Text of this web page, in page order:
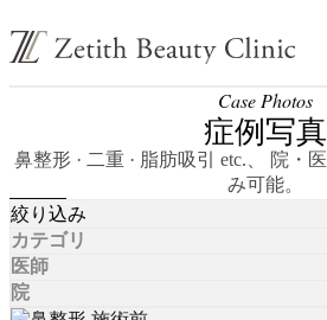
Case Photos
症例写真
鼻整形 · 二重 · 脂肪吸引 etc.、 院・
み可能。
絞り込み
カテゴリ
医師
院